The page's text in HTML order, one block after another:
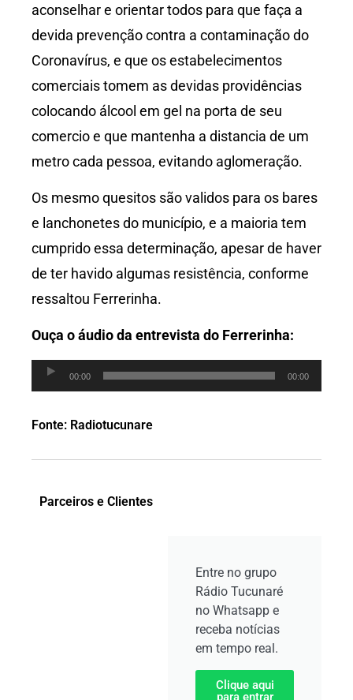
aconselhar e orientar todos para que faça a
devida prevenção contra a contaminação do
Coronavírus, e que os estabelecimentos
comerciais tomem as devidas providências
colocando álcool em gel na porta de seu
comercio e que mantenha a distancia de um
metro cada pessoa, evitando aglomeração.
Os mesmo quesitos são validos para os bares
e lanchonetes do município, e a maioria tem
cumprido essa determinação, apesar de haver
de ter havido algumas resistência, conforme
ressaltou Ferrerinha.
Ouça o áudio da entrevista do Ferrerinha:
Tocador
de
áudio
00:00 00:00
Fonte: Radiotucunare
Parceiros e Clientes
Entre no grupo
Rádio Tucunaré
no Whatsapp e
receba notícias
em tempo real.
Clique aqui
para entrar